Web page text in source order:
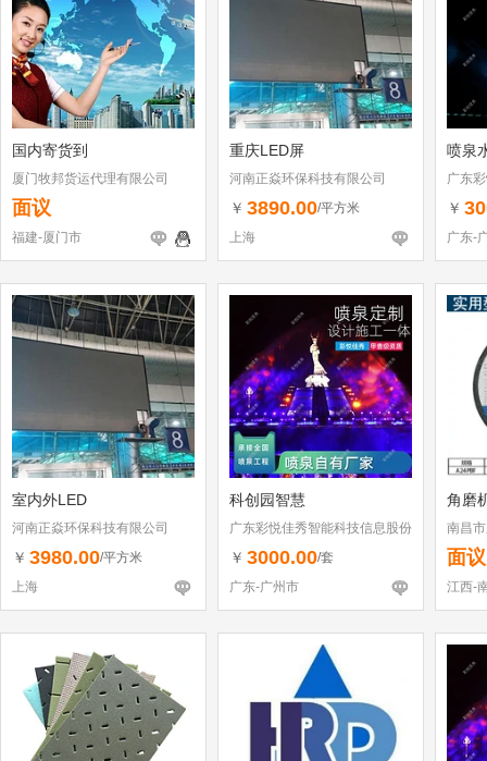
国内寄货到
厦门牧邦货运代理有限公司
面议
福建-厦门市
重庆LED屏
河南正焱环保科技有限公司
￥ 3890.00/平方米
上海
喷泉
广东
有限
￥
广东-
室内外LED
河南正焱环保科技有限公司
￥ 3980.00/平方米
上海
科创园智慧
广东彩悦佳秀智能科技信息股份
有限公司
￥ 3000.00/套
广东-广州市
角磨
南昌
面议
江西-